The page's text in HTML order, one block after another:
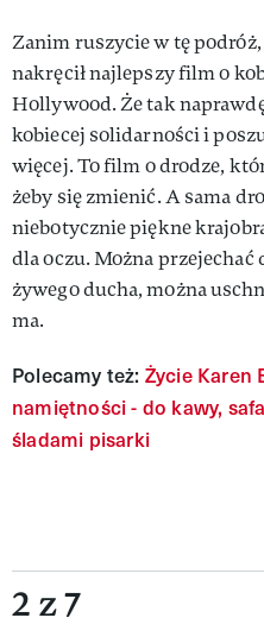
Zanim ruszycie w tę podróż,
nakręcił najlepszy film o
Hollywood. Że tak
kobiecej solidarności i
więcej. To film o drodze,
żeby się zmienić. A sama
niebotycznie piękne
dla oczu. Można
żywego ducha, można
ma.
Polecamy też: Życie Karen
namiętności - do kawy,
śladami pisarki
2 z 7